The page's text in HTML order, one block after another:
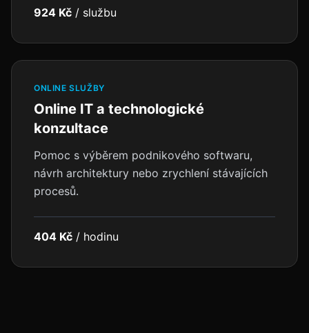
924 Kč / službu
ONLINE SLUŽBY
Online IT a technologické
konzultace
Pomoc s výběrem podnikového softwaru,
návrh architektury nebo zrychlení stávajících
procesů.
404 Kč / hodinu